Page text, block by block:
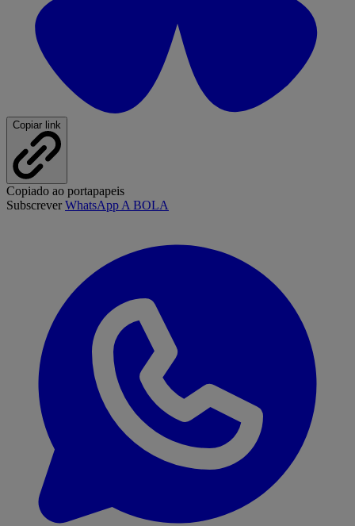
Copiar link
Copiado ao portapapeis
SubscreverWhatsApp A BOLA